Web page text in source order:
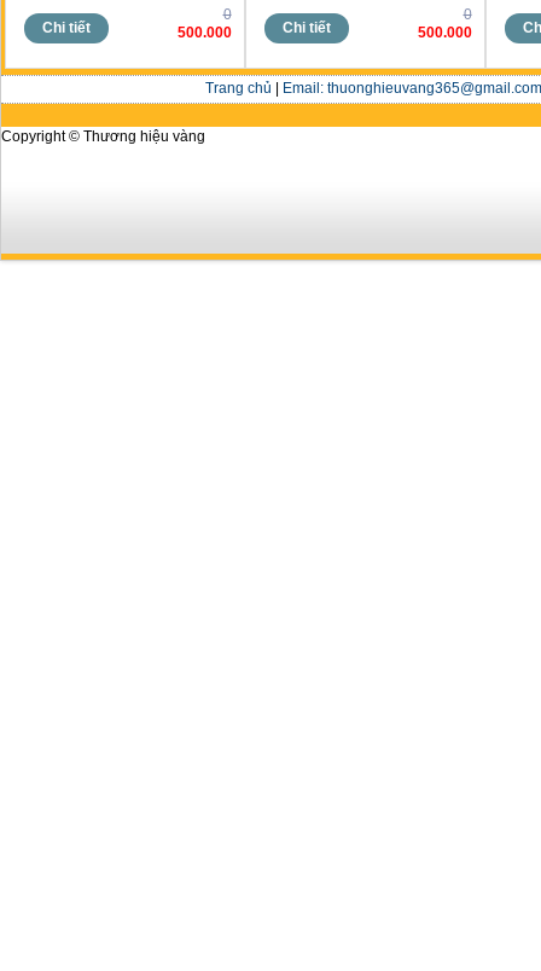
Chi tiết
0
500.000
Chi tiết
0
500.000
Trang chủ Email:
Copyright © Thương hiệu vàng